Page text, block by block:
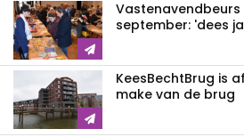
september: 'dees
KeesBechtBrug is
make van de brug